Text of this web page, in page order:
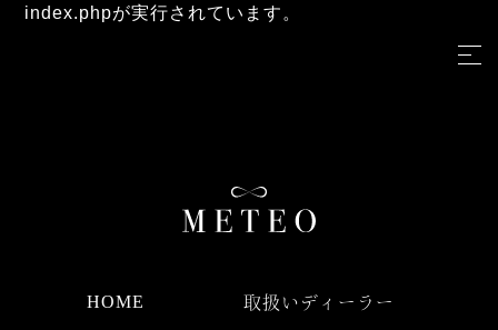
index.phpが実行されています。
HOME 取扱いディーラー